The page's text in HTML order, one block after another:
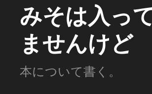
みそは入っ
ませんけど
本について書く。